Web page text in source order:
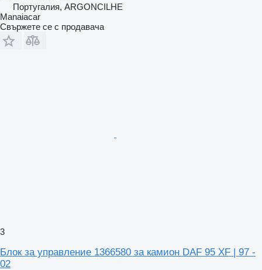
Португалия, ARGONCILHE
Manaiacar
Свържете се с продавача
3
Блок за управление 1366580 за камион DAF 95 XF | 97 -
02